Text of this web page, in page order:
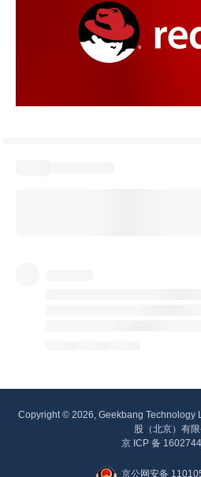
Copyright © 2026, Geekbang Technology
股（北京）有限
京 ICP 备
京公网安备